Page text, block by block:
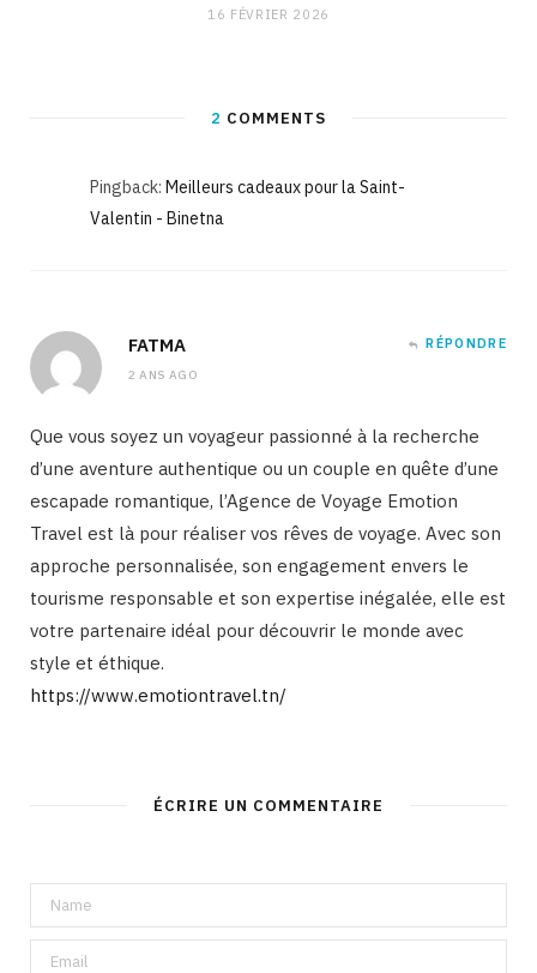
16 FÉVRIER 2026
2 COMMENTS
Pingback: Meilleurs cadeaux pour la Saint-
Valentin - Binetna
FATMA
2 ANS AGO
RÉPONDRE
Que vous soyez un voyageur passionné à la recherche
d’une aventure authentique ou un couple en quête d’une
escapade romantique, l’Agence de Voyage Emotion
Travel est là pour réaliser vos rêves de voyage. Avec son
approche personnalisée, son engagement envers le
tourisme responsable et son expertise inégalée, elle est
votre partenaire idéal pour découvrir le monde avec
style et éthique.
https://www.emotiontravel.tn/
ÉCRIRE UN COMMENTAIRE